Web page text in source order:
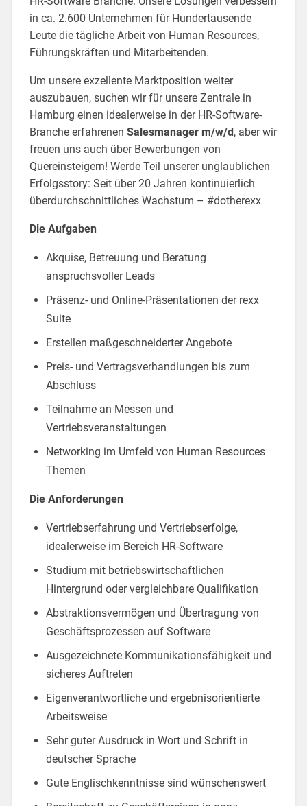
in ca. 2.600 Unternehmen für Hundertausende
Leute die tägliche Arbeit von Human Resources,
Führungskräften und Mitarbeitenden.
Um unsere exzellente Marktposition weiter
auszubauen, suchen wir für unsere Zentrale in
Hamburg einen idealerweise in der HR-Software-
Branche erfahrenen Salesmanager m/w/d , aber wir
freuen uns auch über Bewerbungen von
Quereinsteigern! Werde Teil unserer unglaublichen
Erfolgsstory: Seit über 20 Jahren kontinuierlich
überdurchschnittliches Wachstum – #dotherexx
Die Aufgaben
Akquise, Betreuung und Beratung
anspruchsvoller Leads
Präsenz- und Online-Präsentationen der rexx
Suite
Erstellen maßgeschneiderter Angebote
Preis- und Vertragsverhandlungen bis zum
Abschluss
Teilnahme an Messen und
Vertriebsveranstaltungen
Networking im Umfeld von Human Resources
Themen
Die Anforderungen
Vertriebserfahrung und Vertriebserfolge,
idealerweise im Bereich HR-Software
Studium mit betriebswirtschaftlichen
Hintergrund oder vergleichbare Qualifikation
Abstraktionsvermögen und Übertragung von
Geschäftsprozessen auf Software
Ausgezeichnete Kommunikationsfähigkeit und
sicheres Auftreten
Eigenverantwortliche und ergebnisorientierte
Arbeitsweise
Sehr guter Ausdruck in Wort und Schrift in
deutscher Sprache
Gute Englischkenntnisse sind wünschenswert